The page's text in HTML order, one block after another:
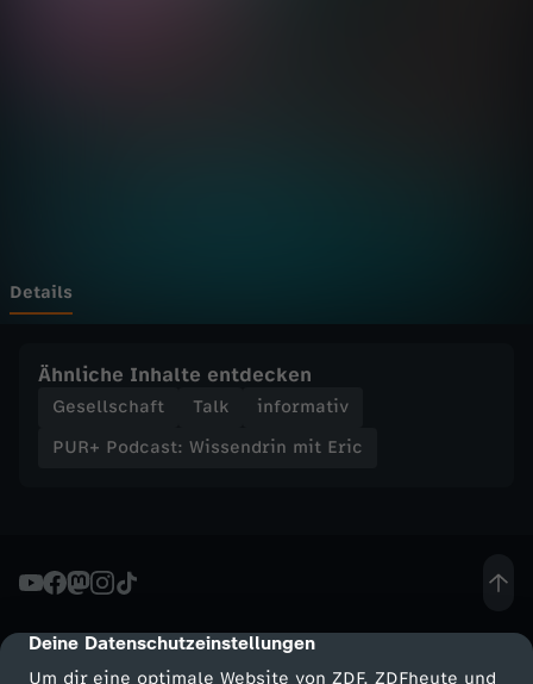
cmp-dialog-description
Deine Datenschutzeinstellungen
Um dir eine optimale Website von ZDF, ZDFheute und
W
s
n
d
Details
Ähnliche Inhalte entdecken
Gesellschaft Talk
informativ
PUR+ Podcast: Wissendrin mit Eric